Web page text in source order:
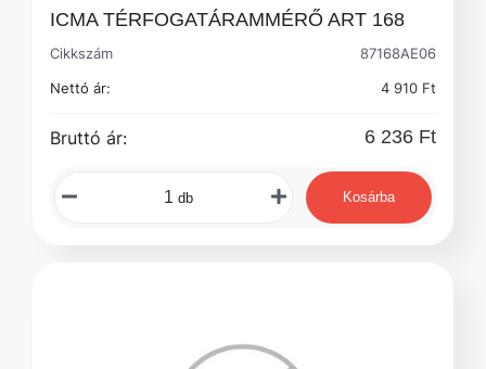
ICMA TÉRFOGATÁRAMMÉRŐ ART 168
Cikkszám
87168AE06
Nettó ár:
4 910 Ft
Bruttó ár: 6 236 Ft
db Kosárba